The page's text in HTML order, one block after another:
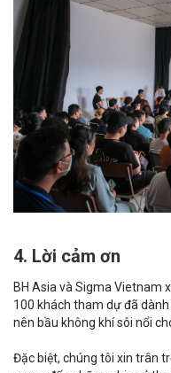
4. Lời cảm ơn
BH Asia và Sigma Vietnam
100 khách tham dự đã
nên bầu không khí sôi nổi
Đặc biệt, chúng tôi xin trân